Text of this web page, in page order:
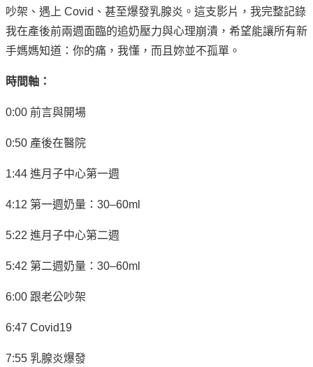
吵架、遇上 Covid、甚至爆發乳腺炎。這支影片，我完整記錄
我在產後前兩週面臨的追奶壓力與心理崩潰，希望能讓所有新
手媽媽知道：你的痛，我懂，而且妳並不孤單。
時間軸：
0:00 前言與開場
0:50 產後在醫院
1:44 進月子中心第一週
4:12 第一週奶量：30–60ml
5:22 進月子中心第二週
5:42 第二週奶量：30–60ml
6:00 跟老公吵架
6:47 Covid19
7:55 乳腺炎爆發